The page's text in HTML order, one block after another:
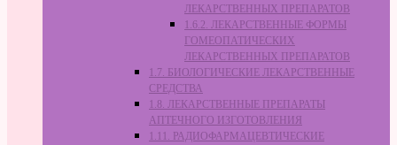
ЛЕКАРСТВЕННЫХ ПРЕПАРАТОВ
1.6.2. ЛЕКАРСТВЕННЫЕ ФОРМЫ
ГОМЕОПАТИЧЕСКИХ
ЛЕКАРСТВЕННЫХ ПРЕПАРАТОВ
1.7. БИОЛОГИЧЕСКИЕ ЛЕКАРСТВЕННЫЕ
СРЕДСТВА
1.8. ЛЕКАРСТВЕННЫЕ ПРЕПАРАТЫ
АПТЕЧНОГО ИЗГОТОВЛЕНИЯ
1.11. РАДИОФАРМАЦЕВТИЧЕСКИЕ